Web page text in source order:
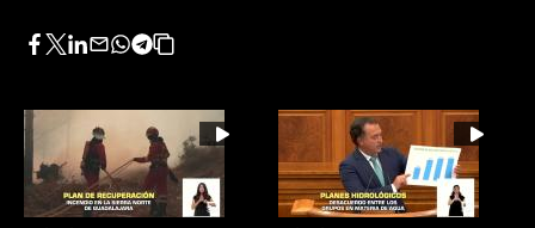
Facebook
Twitter
LinkedIn
Enviar
Whatsapp
Telegram
Copiar
artículo